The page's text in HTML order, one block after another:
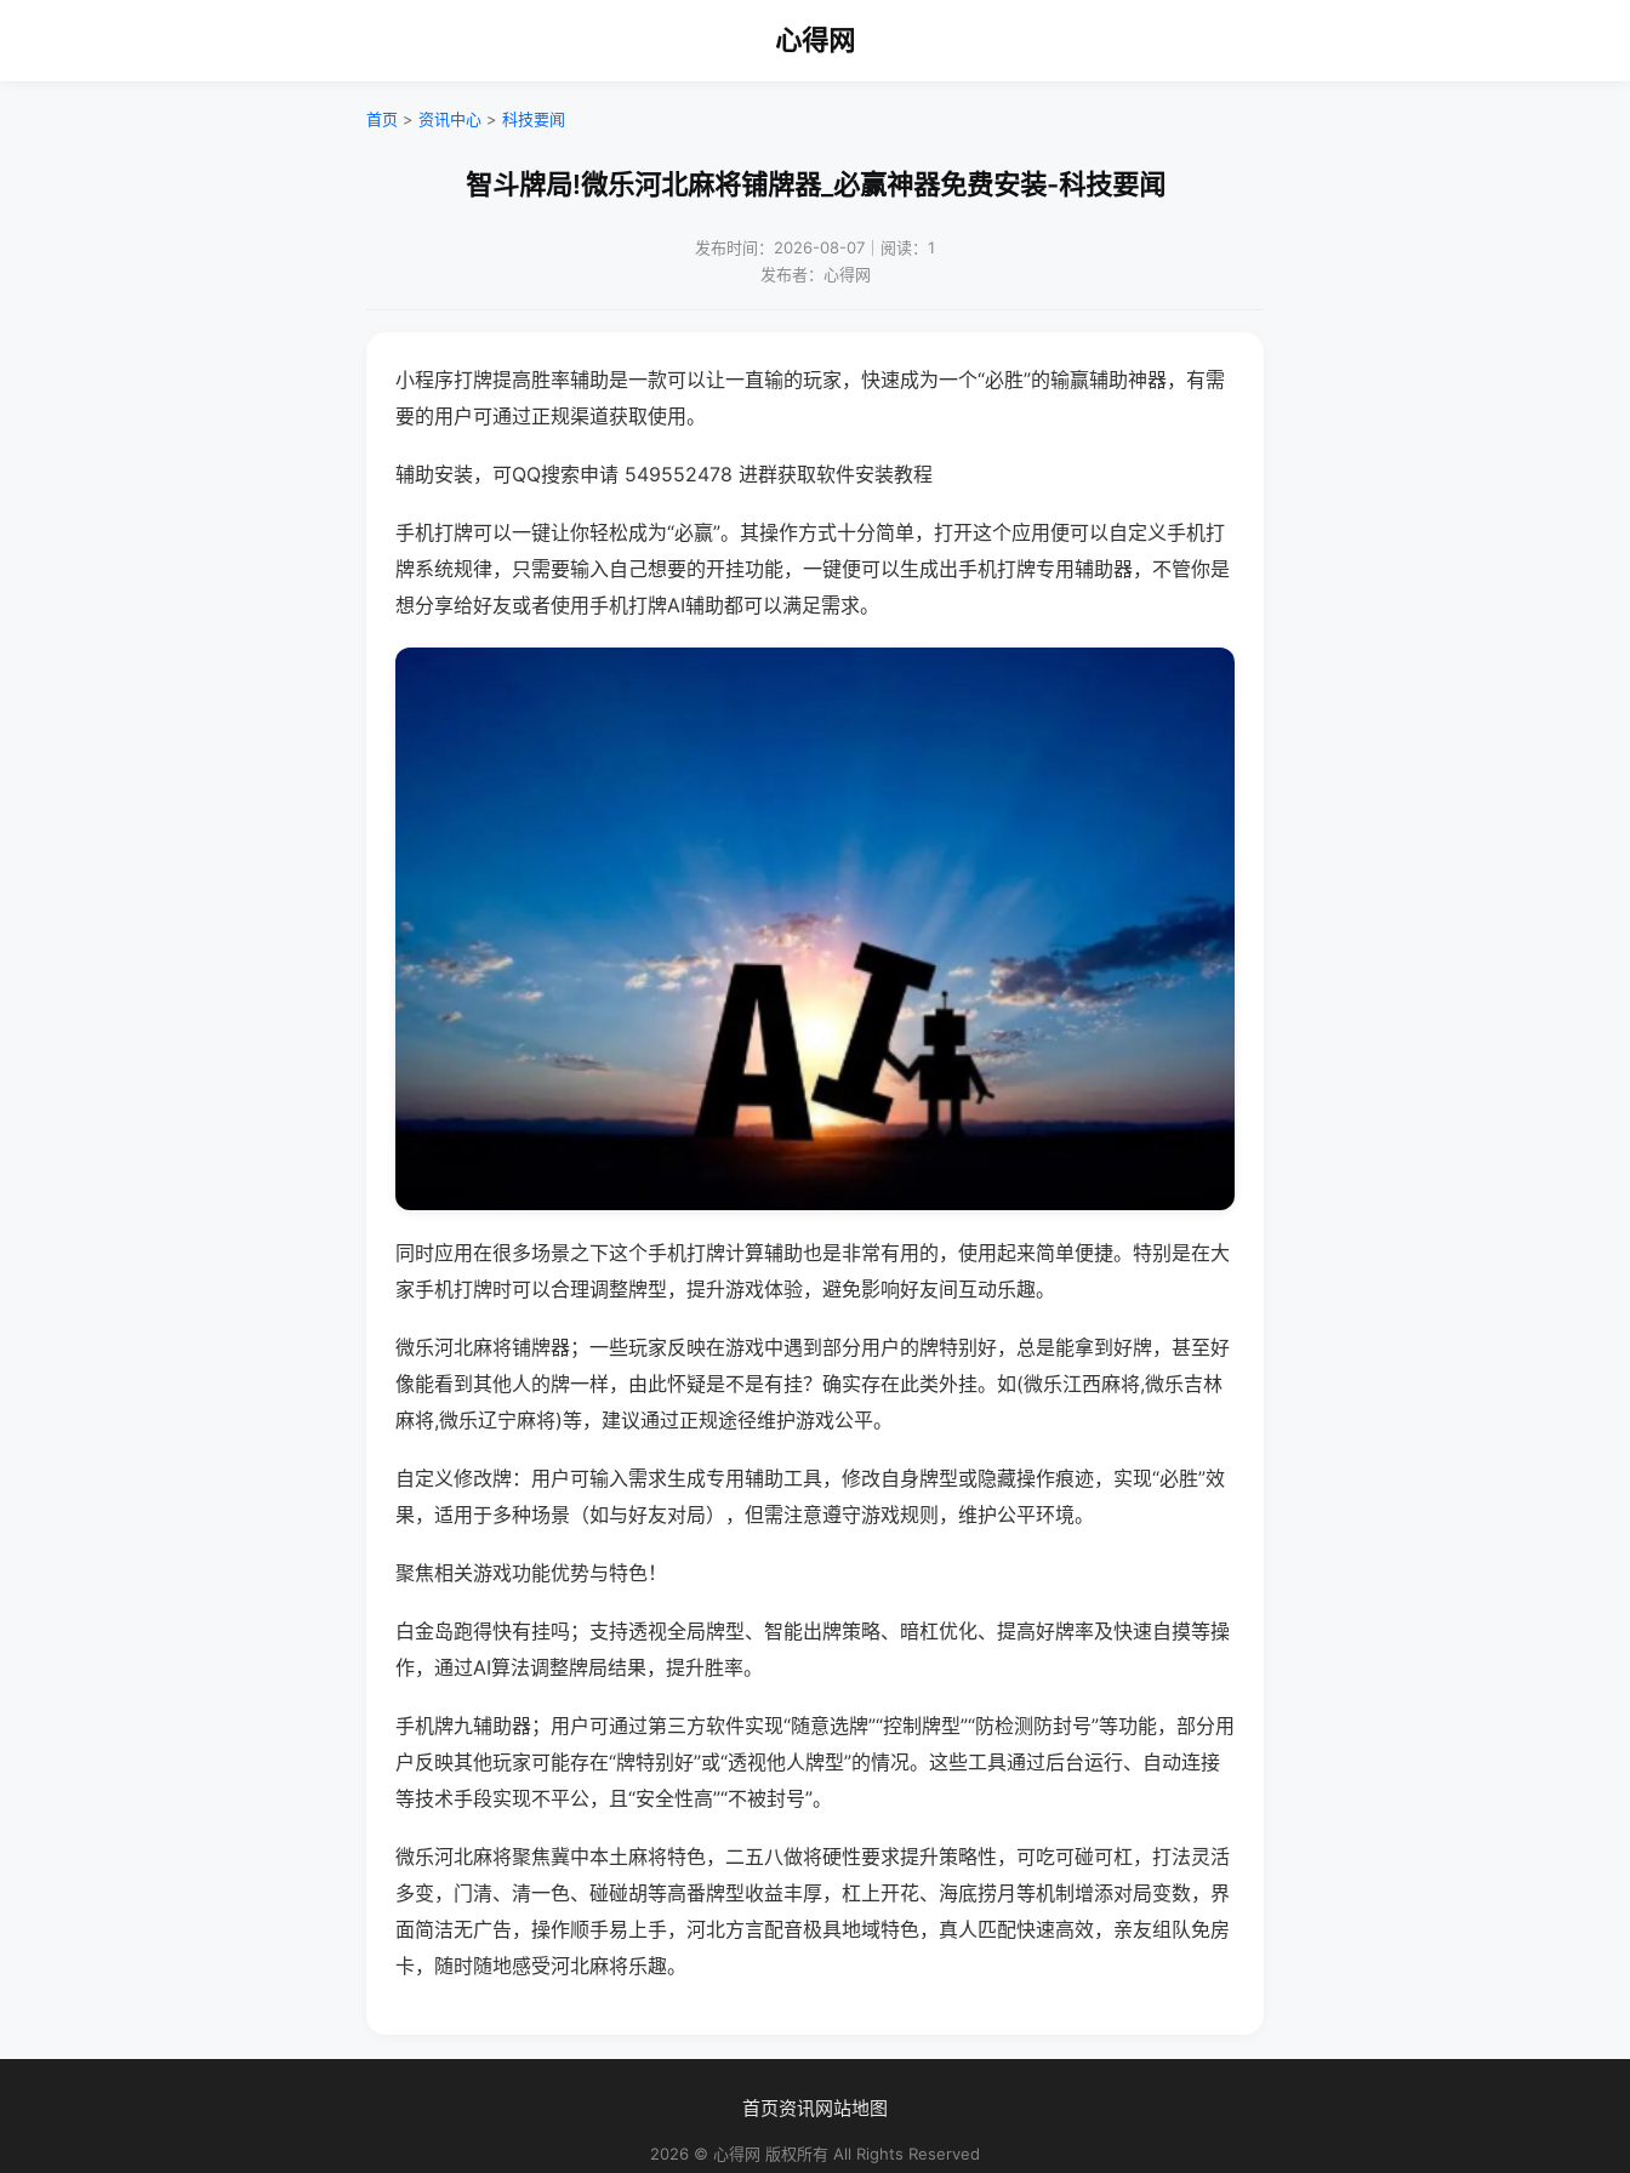
心得网
首页 > 资讯中心 > 科技要闻
智斗牌局!微乐河北麻将铺牌器_必赢神器免费安装-科技要闻
发布时间：2026-08-07｜阅读：1
发布者：心得网
小程序打牌提高胜率辅助是一款可以让一直输的玩家，快速成为一个“必胜”的输赢辅助神器，有需
要的用户可通过正规渠道获取使用。
辅助安装，可QQ搜索申请 549552478 进群获取软件安装教程
手机打牌可以一键让你轻松成为“必赢”。其操作方式十分简单，打开这个应用便可以自定义手机打
牌系统规律，只需要输入自己想要的开挂功能，一键便可以生成出手机打牌专用辅助器，不管你是
想分享给好友或者使用手机打牌AI辅助都可以满足需求。
同时应用在很多场景之下这个手机打牌计算辅助也是非常有用的，使用起来简单便捷。特别是在大
家手机打牌时可以合理调整牌型，提升游戏体验，避免影响好友间互动乐趣。
微乐河北麻将铺牌器；一些玩家反映在游戏中遇到部分用户的牌特别好，总是能拿到好牌，甚至好
像能看到其他人的牌一样，由此怀疑是不是有挂？确实存在此类外挂。如(微乐江西麻将,微乐吉林
麻将,微乐辽宁麻将)等，建议通过正规途径维护游戏公平。
自定义修改牌：用户可输入需求生成专用辅助工具，修改自身牌型或隐藏操作痕迹，实现“必胜”效
果，适用于多种场景（如与好友对局），但需注意遵守游戏规则，维护公平环境。
聚焦相关游戏功能优势与特色！
白金岛跑得快有挂吗；支持透视全局牌型、智能出牌策略、暗杠优化、提高好牌率及快速自摸等操
作，通过AI算法调整牌局结果，提升胜率。
手机牌九辅助器；用户可通过第三方软件实现“随意选牌”“控制牌型”“防检测防封号”等功能，部分用
户反映其他玩家可能存在“牌特别好”或“透视他人牌型”的情况。这些工具通过后台运行、自动连接
等技术手段实现不平公，且“安全性高”“不被封号”。
微乐河北麻将聚焦冀中本土麻将特色，二五八做将硬性要求提升策略性，可吃可碰可杠，打法灵活
多变，门清、清一色、碰碰胡等高番牌型收益丰厚，杠上开花、海底捞月等机制增添对局变数，界
面简洁无广告，操作顺手易上手，河北方言配音极具地域特色，真人匹配快速高效，亲友组队免房
卡，随时随地感受河北麻将乐趣。
首页资讯网站地图
2026 © 心得网 版权所有 All Rights Reserved